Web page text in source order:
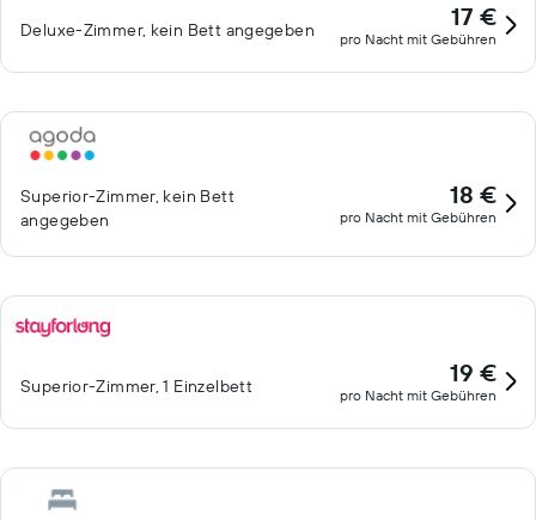
Deluxe-Zimmer, kein Bett angegeben 17 €
pro Nacht mit Gebühren
Superior-Zimmer, kein Bett
angegeben
18 €
pro Nacht mit Gebühren
Superior-Zimmer, 1 Einzelbett 19 €
pro Nacht mit Gebühren